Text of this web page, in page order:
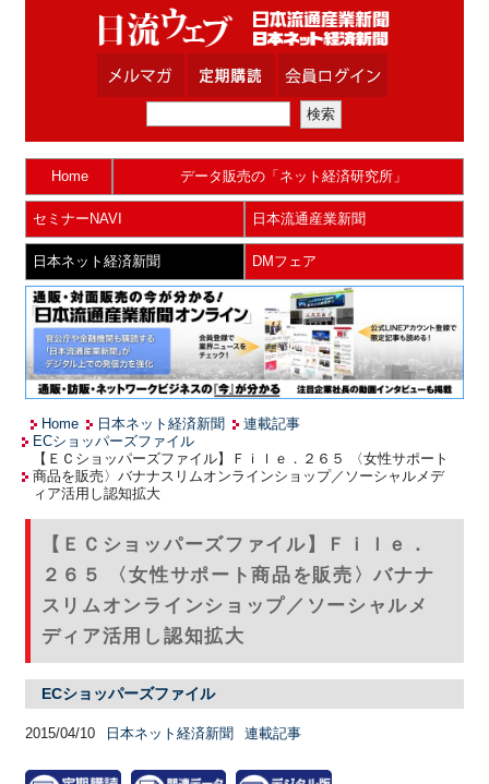
Home データ販売の「ネット経済研究所」
セミナーNAVI 日本流通産業新聞
日本ネット経済新聞 DMフェア
Home 日本ネット経済新聞
連載記事
ECショッパーズファイル
【ＥＣショッパーズファイル】Ｆｉｌｅ．２６５ 〈女性サポート
商品を販売〉バナナスリムオンラインショップ／ソーシャルメデ
ィア活用し認知拡大
【ＥＣショッパーズファイル】Ｆｉｌｅ．
２６５ 〈女性サポート商品を販売〉バナナ
スリムオンラインショップ／ソーシャルメ
ディア活用し認知拡大
ECショッパーズファイル
2015/04/10 日本ネット経済新聞 連載記事